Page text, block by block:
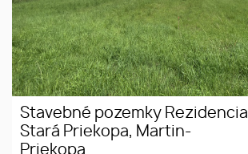
Stavebné pozemky Rezidencia
Stará Priekopa, Martin-
Priekopa